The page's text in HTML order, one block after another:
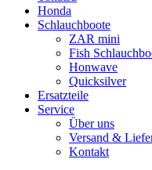
Honda
Schlauchboote
ZAR mini
Fish
Honwave
Quicksilver
Ersatzteile
Service
Über uns
Versand &
Kontakt